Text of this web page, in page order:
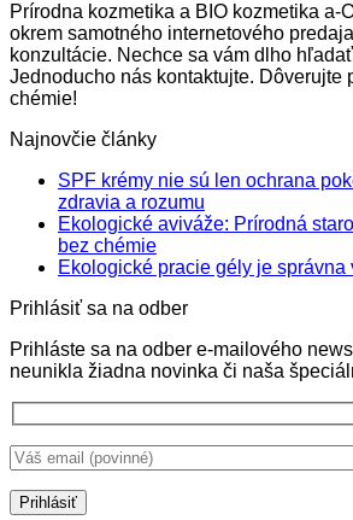
14.55€
Prírodna kozmetika a BIO kozmetika a-
okrem samotného internetového
konzultácie. Nechce sa vám dlho
Jednoducho nás kontaktujte. Dôverujte
chémie!
Najnovčie články
SPF krémy nie sú len ochrana
zdravia a rozumu
komentáre
SPF
len
ochrana
Ekologické aviváže: Prírodná
bez chémieŽiadne
komentáre
Ekologické
Prírodná
starostlivosť
Ekologické pracie gély je správna
Prihlásiť sa na odber
Prihláste sa na odber e-mailového
neunikla žiadna novinka či naša